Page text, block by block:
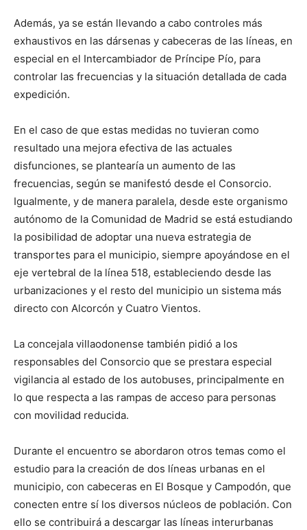
Además, ya se están llevando a cabo controles más
exhaustivos en las dársenas y cabeceras de las líneas, en
especial en el Intercambiador de Príncipe Pío, para
controlar las frecuencias y la situación detallada de cada
expedición.
En el caso de que estas medidas no tuvieran como
resultado una mejora efectiva de las actuales
disfunciones, se plantearía un aumento de las
frecuencias, según se manifestó desde el Consorcio.
Igualmente, y de manera paralela, desde este organismo
autónomo de la Comunidad de Madrid se está estudiando
la posibilidad de adoptar una nueva estrategia de
transportes para el municipio, siempre apoyándose en el
eje vertebral de la línea 518, estableciendo desde las
urbanizaciones y el resto del municipio un sistema más
directo con Alcorcón y Cuatro Vientos.
La concejala villaodonense también pidió a los
responsables del Consorcio que se prestara especial
vigilancia al estado de los autobuses, principalmente en
lo que respecta a las rampas de acceso para personas
con movilidad reducida.
Durante el encuentro se abordaron otros temas como el
estudio para la creación de dos líneas urbanas en el
municipio, con cabeceras en El Bosque y Campodón, que
conecten entre sí los diversos núcleos de población. Con
ello se contribuirá a descargar las líneas interurbanas